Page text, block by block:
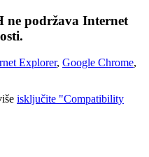
ne podržava Internet
Explorer, Google Chrome,
isključite "Compatibility